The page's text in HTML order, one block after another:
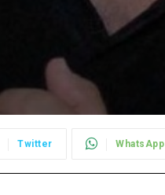
Twitter WhatsApp